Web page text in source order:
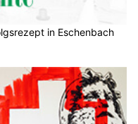
in Eschenbach